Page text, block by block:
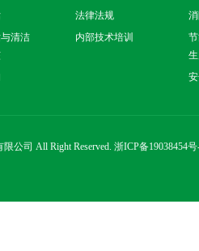
清洁
法律法规
内部技术培训
公司 All Right Reserved. 浙ICP备19038454